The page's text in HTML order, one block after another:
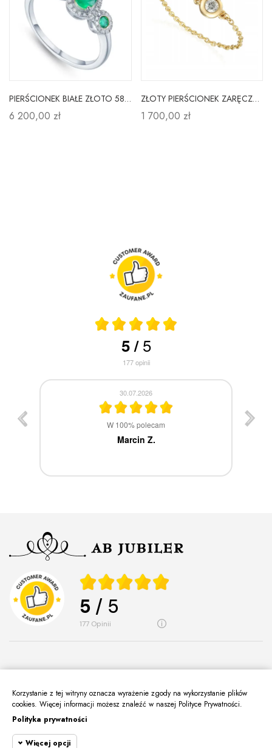
PIERŚCIONEK BIAŁE ZŁOTO 585 SZMARAGD DIAMENTY
6 200,00 zł
ZŁOTY PIERŚCIONEK ZARĘCZYNOWY DIAMENT PRÓBA 585
1 700,00 zł
5/5
177opinii
30.07.2026
W 100% polecam
Marcin Z.
5 / 5
177 opinii
O Nas
Informacje
Korzystanie z tej witryny oznacza wyrażenie zgody na wykorzystanie plików
cookies. Więcej informacji możesz znaleźć w naszej Polityce Prywatności.
Polityka prywatności
Więcej opcji